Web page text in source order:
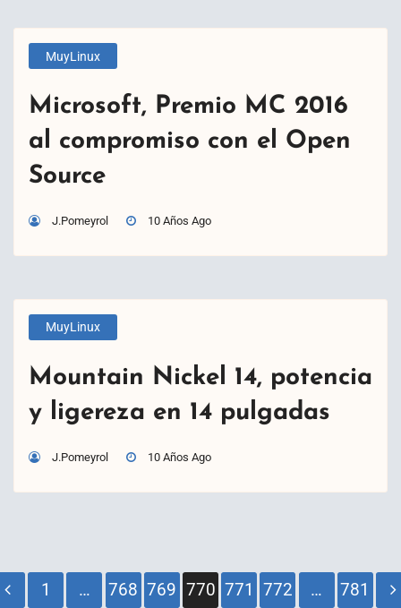
MuyLinux
Microsoft, Premio MC 2016
al compromiso con el Open
Source
J.Pomeyrol 10 Años Ago
MuyLinux
Mountain Nickel 14, potencia
y ligereza en 14 pulgadas
J.Pomeyrol 10 Años Ago
Paginación
1 … 768 769 770 771 772 … 781